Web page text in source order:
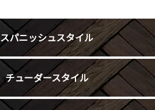
スパニッシュスタイル
チューダースタイル